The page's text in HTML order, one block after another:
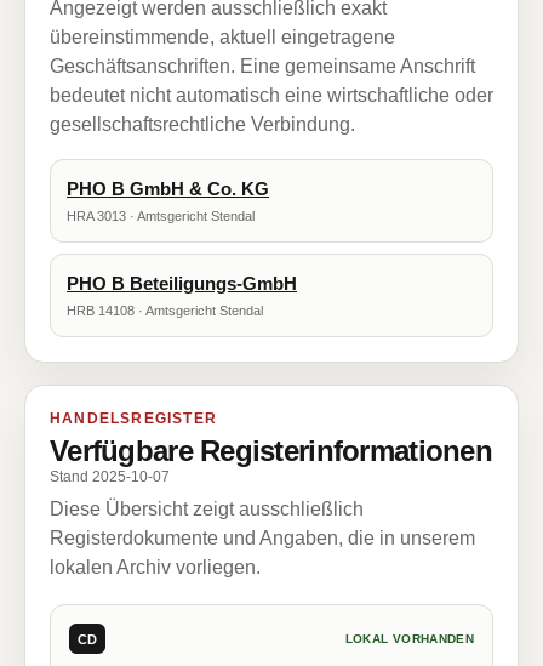
Angezeigt werden ausschließlich exakt
übereinstimmende, aktuell eingetragene
Geschäftsanschriften. Eine gemeinsame Anschrift
bedeutet nicht automatisch eine wirtschaftliche oder
gesellschaftsrechtliche Verbindung.
PHO B GmbH & Co. KG
HRA 3013 · Amtsgericht Stendal
PHO B Beteiligungs-GmbH
HRB 14108 · Amtsgericht Stendal
HANDELSREGISTER
Verfügbare Registerinformationen
Stand 2025-10-07
Diese Übersicht zeigt ausschließlich
Registerdokumente und Angaben, die in unserem
lokalen Archiv vorliegen.
CD LOKAL VORHANDEN